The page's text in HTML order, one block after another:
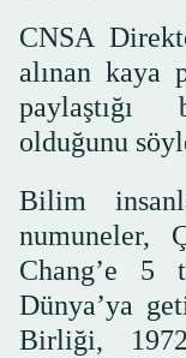
CNSA
alınan kaya
olduğunu
Bilim
numuneler,
Chang’e 5
Dünya’ya
Birliği,